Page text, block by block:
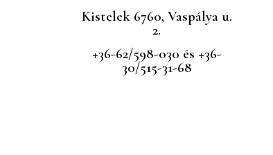
Kistelek 6760, Vaspálya u.
2.
+36-62/598-030 és +36-
30/515-31-68